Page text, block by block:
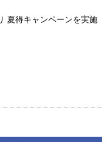
夏得キャンペーンを実施